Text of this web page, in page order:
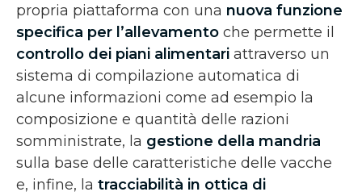
propria piattaforma con una nuova funzione
specifica per l’allevamento che permette il
controllo dei piani alimentari attraverso un
sistema di compilazione automatica di
alcune informazioni come ad esempio la
composizione e quantità delle razioni
somministrate, la gestione della mandria
sulla base delle caratteristiche delle vacche
e, infine, la tracciabilità in ottica di